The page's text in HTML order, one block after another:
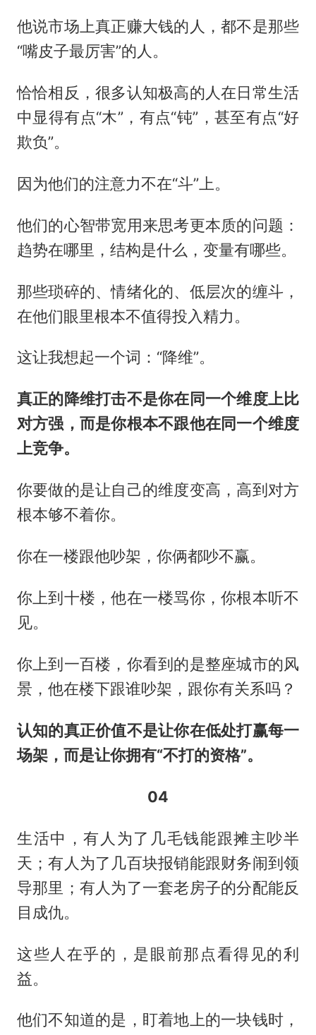
他说市场上真正赚大钱的人，都不是那些
“嘴皮子最厉害”的人。
恰恰相反，很多认知极高的人在日常生活
中显得有点“木”，有点“钝”，甚至有点“好
欺负”。
因为他们的注意力不在“斗”上。
他们的心智带宽用来思考更本质的问题：
趋势在哪里，结构是什么，变量有哪些。
那些琐碎的、情绪化的、低层次的缠斗，
在他们眼里根本不值得投入精力。
这让我想起一个词：“降维”。
真正的降维打击不是你在同一个维度上比
对方强，而是你根本不跟他在同一个维度
上竞争。
你要做的是让自己的维度变高，高到对方
根本够不着你。
你在一楼跟他吵架，你俩都吵不赢。
你上到十楼，他在一楼骂你，你根本听不
见。
你上到一百楼，你看到的是整座城市的风
景，他在楼下跟谁吵架，跟你有关系吗？
认知的真正价值不是让你在低处打赢每一
场架，而是让你拥有“不打的资格”。
04
生活中，有人为了几毛钱能跟摊主吵半
天；有人为了几百块报销能跟财务闹到领
导那里；有人为了一套老房子的分配能反
目成仇。
这些人在乎的，是眼前那点看得见的利
益。
他们不知道的是，盯着地上的一块钱时，